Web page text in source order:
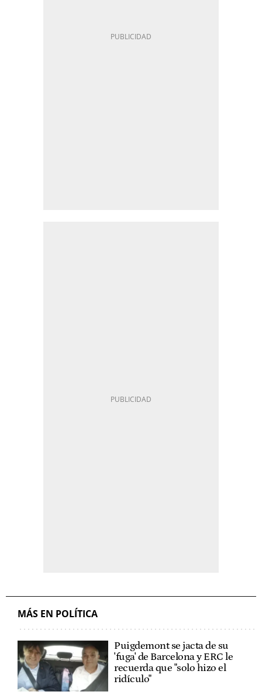
MÁS EN POLÍTICA
Puigdemont se jacta de su
'fuga' de Barcelona y ERC le
recuerda que "solo hizo el
ridículo"